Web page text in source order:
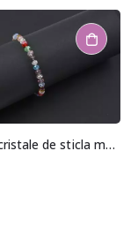
Bratara cristale de sticla multicolore